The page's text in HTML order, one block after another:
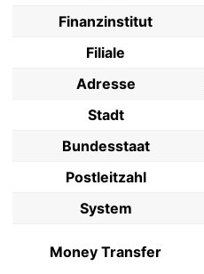
Finanzinstitut
Filiale
Adresse
Stadt
Bundesstaat
Postleitzahl
System
Money Transfer